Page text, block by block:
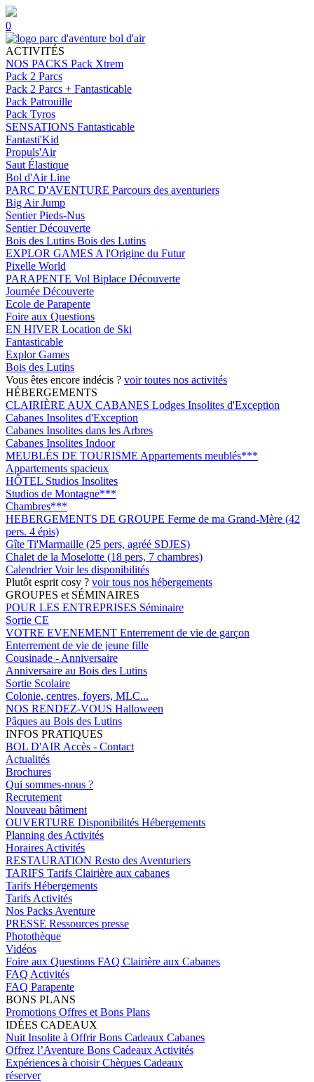
0
ACTIVITÉS
NOS PACKS Pack Xtrem
Pack 2 Parcs
Pack 2 Parcs + Fantasticable
Pack Patrouille
Pack Tyros
SENSATIONS Fantasticable
Fantasti'Kid
Propuls'Air
Saut Élastique
Bol d'Air Line
PARC D'AVENTURE Parcours des aventuriers
Big Air Jump
Sentier Pieds-Nus
Sentier Découverte
Bois des Lutins Bois des Lutins
EXPLOR GAMES A l'Origine du Futur
Pixelle World
PARAPENTE Vol Biplace Découverte
Journée Découverte
Ecole de Parapente
Foire aux Questions
EN HIVER Location de Ski
Fantasticable
Explor Games
Bois des Lutins
Vous êtes encore indécis ? voir toutes nos activités
HÉBERGEMENTS
CLAIRIÈRE AUX CABANES Lodges Insolites d'Exception
Cabanes Insolites d'Exception
Cabanes Insolites dans les Arbres
Cabanes Insolites Indoor
MEUBLÉS DE TOURISME Appartements meublés***
Appartements spacieux
HÔTEL Studios Insolites
Studios de Montagne***
Chambres***
HEBERGEMENTS DE GROUPE Ferme de ma Grand-Mère (42
pers. 4 épis)
Gîte Ti'Marmaille (25 pers, agréé SDJES)
Chalet de la Moselotte (18 pers, 7 chambres)
CalendrierVoir les disponibilités
Plutôt esprit cosy ? voir tous nos hébergements
GROUPES et SÉMINAIRES
POUR LES ENTREPRISES Séminaire
Sortie CE
VOTRE EVENEMENT Enterrement de vie de garçon
Enterrement de vie de jeune fille
Cousinade - Anniversaire
Anniversaire au Bois des Lutins
Sortie Scolaire
Colonie, centres, foyers, MLC...
NOS RENDEZ-VOUS Halloween
Pâques au Bois des Lutins
INFOS PRATIQUES
BOL D'AIR Accès - Contact
Actualités
Brochures
Qui sommes-nous ?
Recrutement
Nouveau bâtiment
OUVERTURE Disponibilités Hébergements
Planning des Activités
Horaires Activités
RESTAURATION Resto des Aventuriers
TARIFS Tarifs Clairière aux cabanes
Tarifs Hébergements
Tarifs Activités
Nos Packs Aventure
PRESSE Ressources presse
Photothèque
Vidéos
Foire aux Questions FAQ Clairière aux Cabanes
FAQ Activités
FAQ Parapente
BONS PLANS
Promotions Offres et Bons Plans
IDÉES CADEAUX
Nuit Insolite à OffrirBons Cadeaux Cabanes
Offrez l’Aventure Bons Cadeaux Activités
Expériences à choisirChèques Cadeaux
réserver